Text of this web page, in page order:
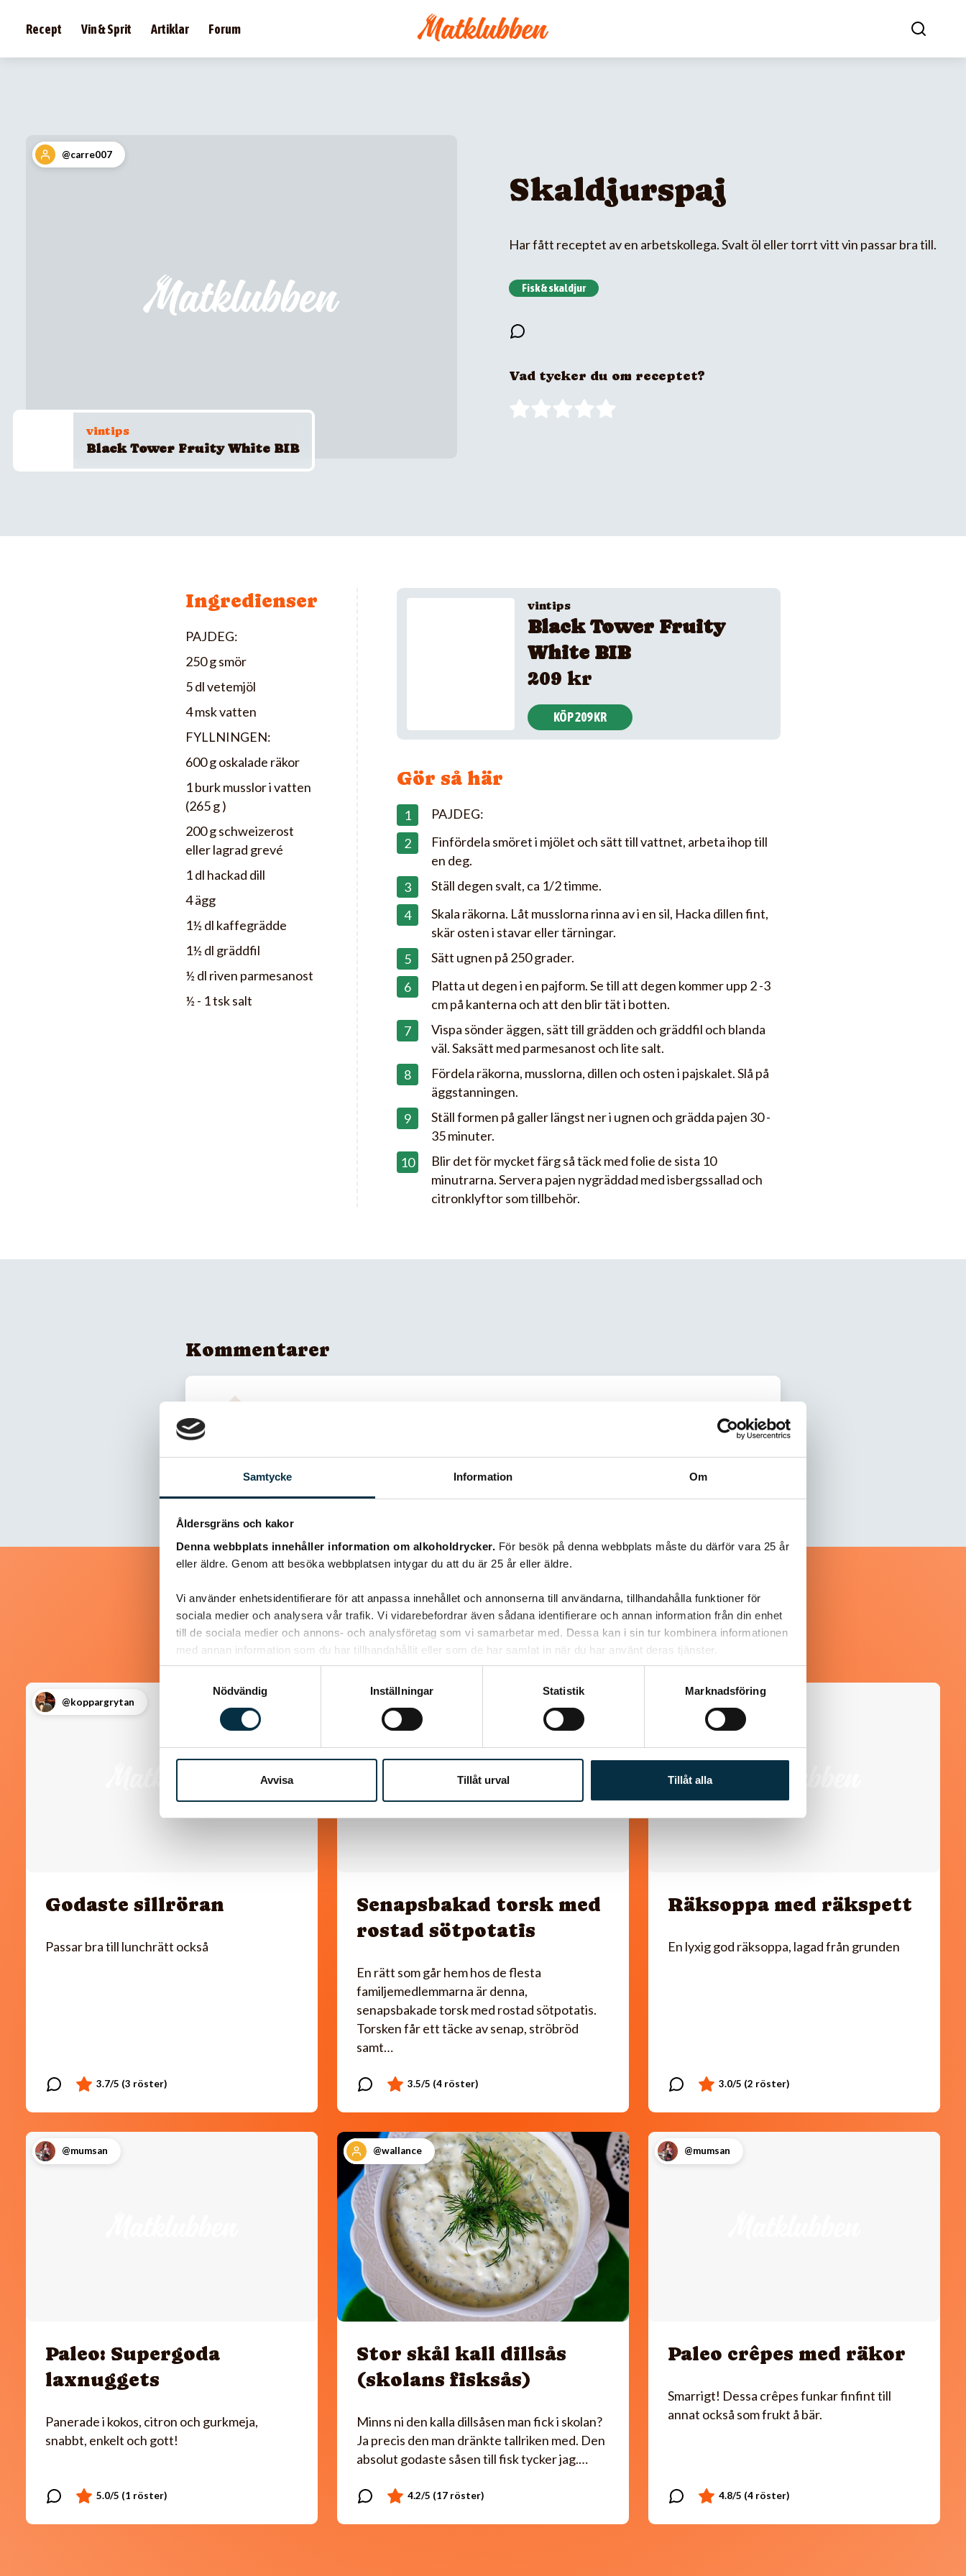
Samtycke Information Om
Åldersgräns och kakor
Denna webbplats innehåller information om alkoholdrycker. För besök på denna webbplats måste du därför vara 25 år
eller äldre. Genom att besöka webbplatsen intygar du att du är 25 år eller äldre.
Vi använder enhetsidentifierare för att anpassa innehållet och annonserna till användarna, tillhandahålla funktioner för
sociala medier och analysera vår trafik. Vi vidarebefordrar även sådana identifierare och annan information från din enhet
till de sociala medier och annons- och analysföretag som vi samarbetar med. Dessa kan i sin tur kombinera informationen
med annan information som du har tillhandahållit eller som de har samlat in när du har använt deras tjänster.
Nödvändig
Inställningar Statistik Marknadsföring
Avvisa Tillåt urval Tillåt alla
Recept Vin & Sprit Artiklar Forum
@carre007
vintips
Black Tower Fruity White BIB
Skaldjurspaj
Har fått receptet av en arbetskollega. Svalt öl eller torrt vitt vin passar bra till.
Fisk & skaldjur
Vad tycker du om receptet?
Ingredienser
PAJDEG:
250 g smör
5 dl vetemjöl
4 msk vatten
FYLLNINGEN:
600 g oskalade räkor
1 burk musslor i vatten
(265 g )
200 g schweizerost
eller lagrad grevé
1 dl hackad dill
4 ägg
1½ dl kaffegrädde
1½ dl gräddfil
½ dl riven parmesanost
½ - 1 tsk salt
vintips
Black Tower Fruity
White BIB
209 kr
KÖP 209 KR
Gör så här
PAJDEG:
Finfördela smöret i mjölet och sätt till vattnet, arbeta ihop till
en deg.
Ställ degen svalt, ca 1/2 timme.
Skala räkorna. Låt musslorna rinna av i en sil, Hacka dillen fint,
skär osten i stavar eller tärningar.
Sätt ugnen på 250 grader.
Platta ut degen i en pajform. Se till att degen kommer upp 2 -3
cm på kanterna och att den blir tät i botten.
Vispa sönder äggen, sätt till grädden och gräddfil och blanda
väl. Saksätt med parmesanost och lite salt.
Fördela räkorna, musslorna, dillen och osten i pajskalet. Slå på
äggstanningen.
Ställ formen på galler längst ner i ugnen och grädda pajen 30 -
35 minuter.
Blir det för mycket färg så täck med folie de sista 10
minutrarna. Servera pajen nygräddad med isbergssallad och
citronklyftor som tillbehör.
Kommentarer
Liknande recept
@koppargrytan
Godaste sillröran
Passar bra till lunchrätt också
Senapsbakad torsk med
rostad sötpotatis
En rätt som går hem hos de flesta
familjemedlemmarna är denna,
senapsbakade torsk med rostad sötpotatis.
Torsken får ett täcke av senap, ströbröd
samt…
Räksoppa med räkspett
En lyxig god räksoppa, lagad från grunden
@mumsan
Paleo: Supergoda
laxnuggets
Panerade i kokos, citron och gurkmeja,
snabbt, enkelt och gott!
@wallance
Stor skål kall dillsås
(skolans fisksås)
Minns ni den kalla dillsåsen man fick i skolan?
Ja precis den man dränkte tallriken med. Den
absolut godaste såsen till fisk tycker jag.…
@mumsan
Paleo crêpes med räkor
Smarrigt! Dessa crêpes funkar finfint till
annat också som frukt å bär.